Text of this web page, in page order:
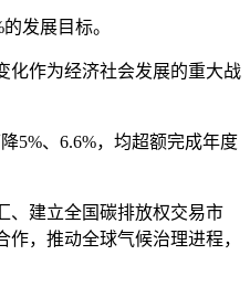
发展目标。
作为经济社会发展的重大战
5%、6.6%，均超额完成年度
建立全国碳排放权交易市
，推动全球气候治理进程，